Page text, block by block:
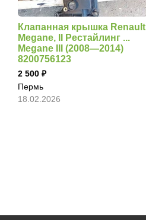
Клапанная крышка Renault
Megane, II Рестайлинг ...
Megane III (2008—2014)
8200756123
2 500
Пермь
18.02.2026